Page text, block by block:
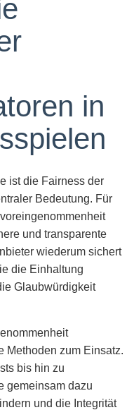
in
ist die Fairness der
Bedeutung. Für
und transparente
wiederum sichert
die Einhaltung
Glaubwürdigkeit
Methoden zum Einsatz.
bis hin zu
gemeinsam dazu
und die Integrität